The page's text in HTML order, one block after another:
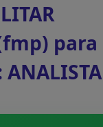
para